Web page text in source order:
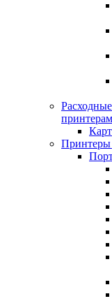
принтерам
Принтеры